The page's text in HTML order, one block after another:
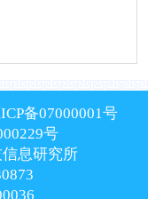
备07000001号
号
息研究所